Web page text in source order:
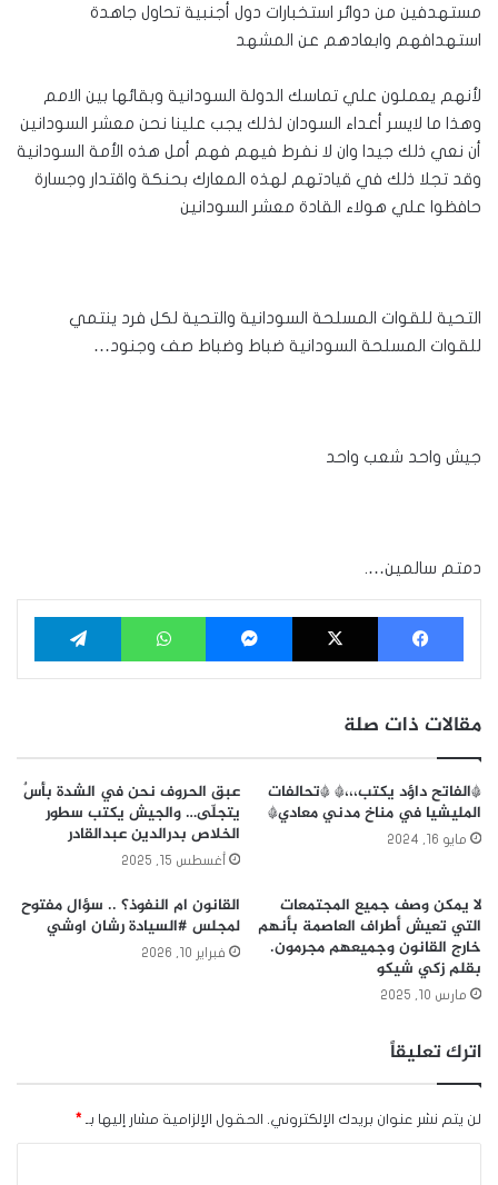
مستهدفين من دوائر استخبارات دول أجنبية تحاول جاهدة
استهدافهم وابعادهم عن المشهد
لأنهم يعملون علي تماسك الدولة السودانية وبقائها بين الامم
وهذا ما لايسر أعداء السودان لذلك يجب علينا نحن معشر السودانين
أن نعي ذلك جيدا وان لا نفرط فيهم فهم أمل هذه الأمة السودانية
وقد تجلا ذلك في قيادتهم لهذه المعارك بحنكة واقتدار وجسارة
حافظوا علي هولاء القادة معشر السودانين
التحية للقوات المسلحة السودانية والتحية لكل فرد ينتمي
للقوات المسلحة السودانية ضباط وضباط صف وجنود…
جيش واحد شعب واحد
دمتم سالمين….
فيسبوك ‫X ماسنجر واتساب
مقالات ذات صلة
*الفاتح داؤد يكتب،،،* *تحالفات
المليشيا في مناخ مدني معادي*
مايو 16, 2024
عبق الحروف نحن في الشدة بأسٌ
يتجلّى… والجيش يكتب سطور
الخلاص بدرالدين عبدالقادر
أغسطس 15, 2025
لا يمكن وصف جميع المجتمعات
التي تعيش أطراف العاصمة بأنهم
خارج القانون وجميعهم مجرمون.
بقلم زكي شيكو
مارس 10, 2025
القانون ام النفوذ؟ .. سؤال مفتوح
لمجلس #السيادة رشان اوشي
فبراير 10, 2026
اترك تعليقاً
لن يتم نشر عنوان بريدك الإلكتروني. الحقول الإلزامية مشار إليها بـ *